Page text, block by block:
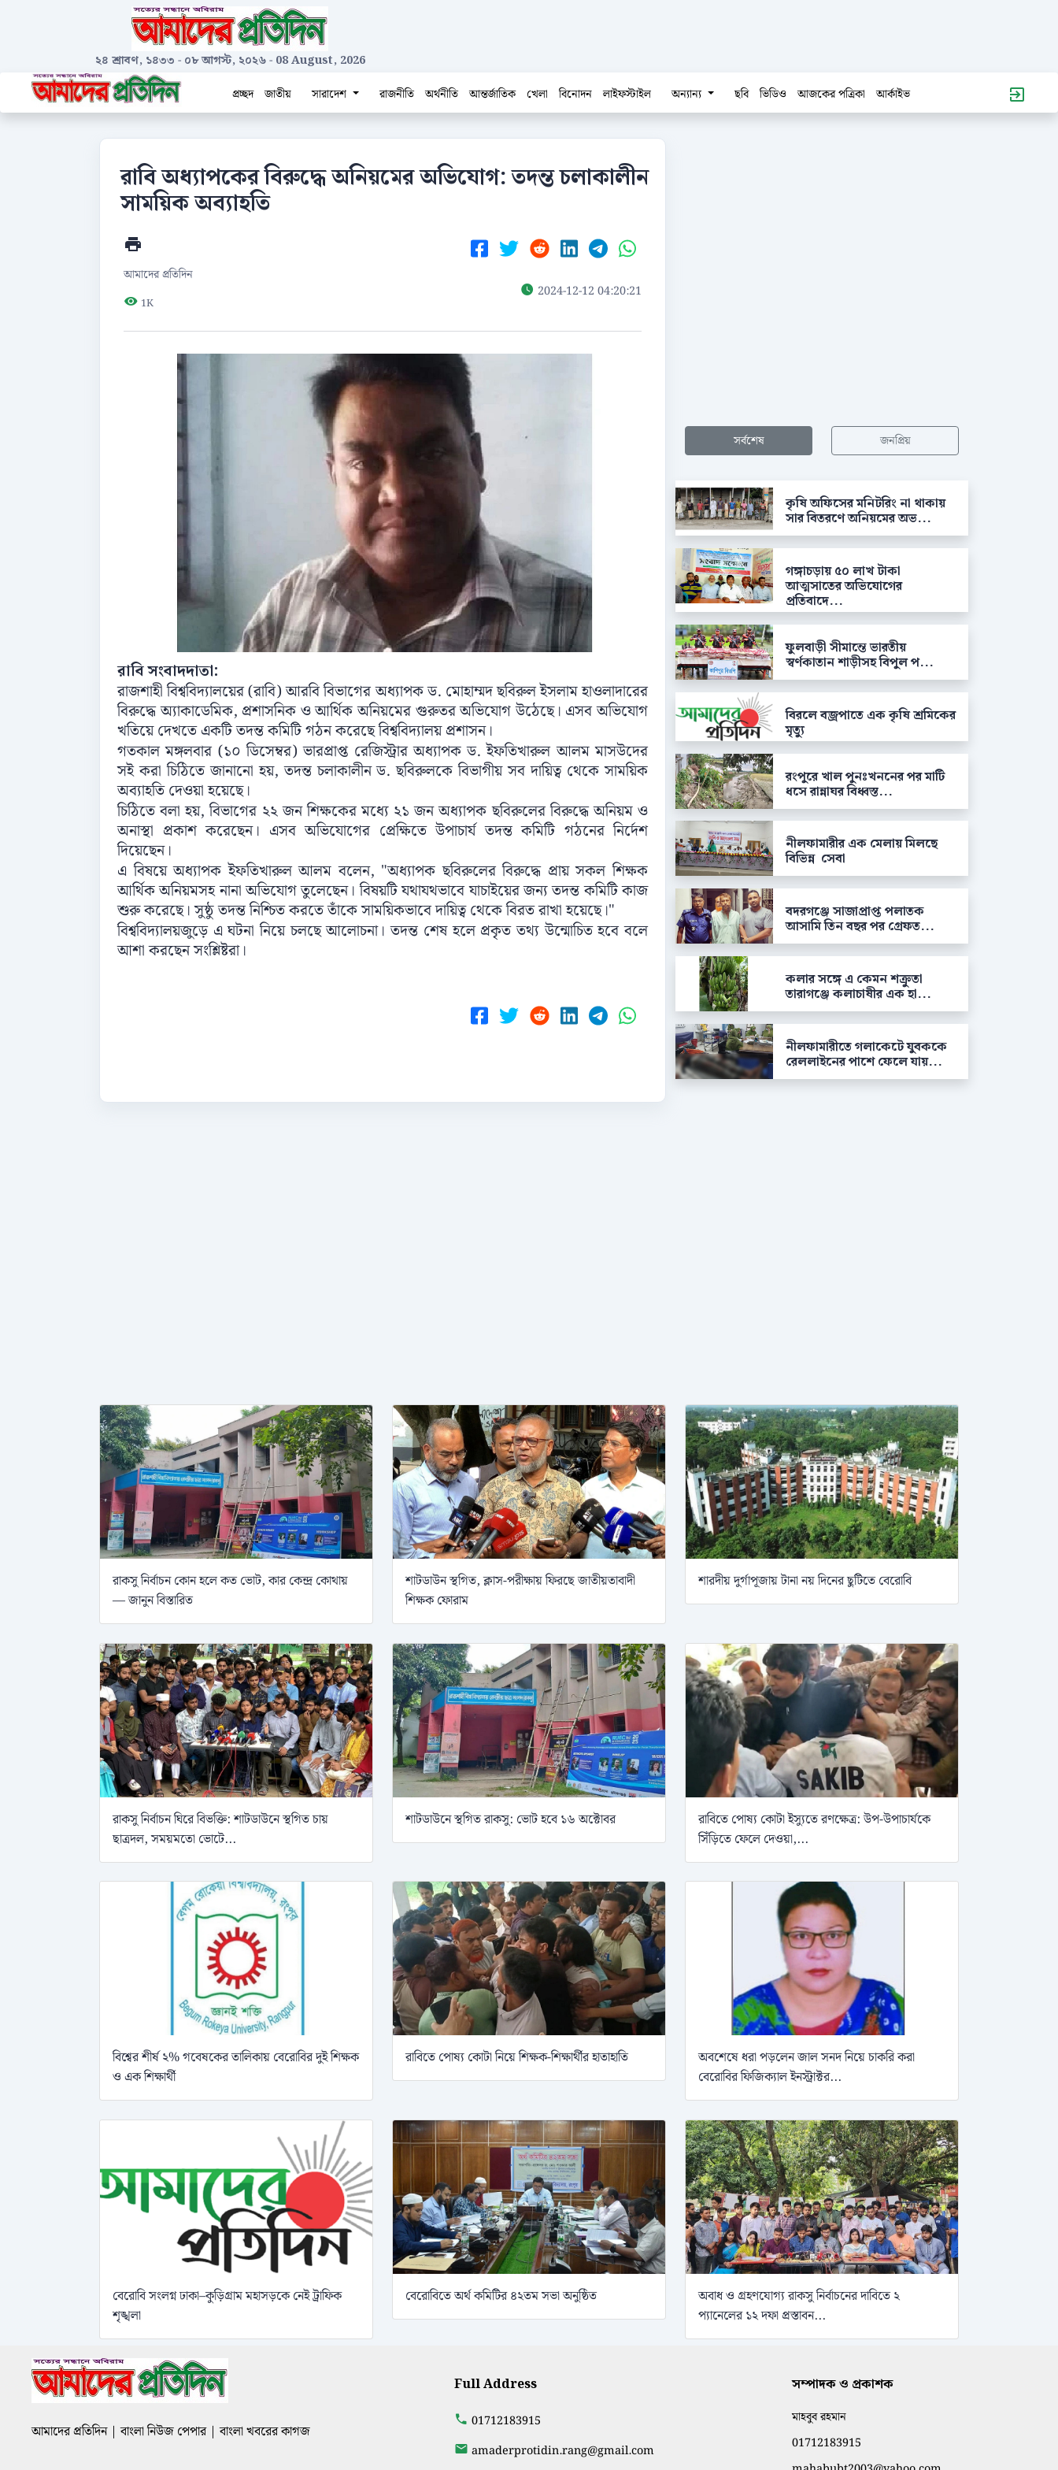
২৪ শ্রাবণ, ১৪৩৩ - ০৮ আগস্ট, ২০২৬- 08 August, 2026
প্রচ্ছদ
জাতীয় সারাদেশ রাজনীতি অর্থনীতি আন্তর্জাতিক খেলা বিনোদন লাইফস্টাইল অন্যান্য ছবি ভিডিও আজকের পত্রিকা আর্কাইভ
রাবি অধ্যাপকের বিরুদ্ধে অনিয়মের অভিযোগ: তদন্ত চলাকালীন
সাময়িক অব্যাহতি
আমাদের প্রতিদিন
1K
2024-12-12 04:20:21
রাবি সংবাদদাতা:
রাজশাহী বিশ্ববিদ্যালয়ের (রাবি) আরবি বিভাগের অধ্যাপক ড. মোহাম্মদ ছবিরুল ইসলাম হাওলাদারের
বিরুদ্ধে অ্যাকাডেমিক, প্রশাসনিক ও আর্থিক অনিয়মের গুরুতর অভিযোগ উঠেছে। এসব অভিযোগ
খতিয়ে দেখতে একটি তদন্ত কমিটি গঠন করেছে বিশ্ববিদ্যালয় প্রশাসন।
গতকাল মঙ্গলবার (১০ ডিসেম্বর) ভারপ্রাপ্ত রেজিস্ট্রার অধ্যাপক ড. ইফতিখারুল আলম মাসউদের
সই করা চিঠিতে জানানো হয়, তদন্ত চলাকালীন ড. ছবিরুলকে বিভাগীয় সব দায়িত্ব থেকে সাময়িক
অব্যাহতি দেওয়া হয়েছে।
চিঠিতে বলা হয়, বিভাগের ২২ জন শিক্ষকের মধ্যে ২১ জন অধ্যাপক ছবিরুলের বিরুদ্ধে অনিয়ম ও
অনাস্থা প্রকাশ করেছেন। এসব অভিযোগের প্রেক্ষিতে উপাচার্য তদন্ত কমিটি গঠনের নির্দেশ
দিয়েছেন।
এ বিষয়ে অধ্যাপক ইফতিখারুল আলম বলেন, "অধ্যাপক ছবিরুলের বিরুদ্ধে প্রায় সকল শিক্ষক
আর্থিক অনিয়মসহ নানা অভিযোগ তুলেছেন। বিষয়টি যথাযথভাবে যাচাইয়ের জন্য তদন্ত কমিটি কাজ
শুরু করেছে। সুষ্ঠু তদন্ত নিশ্চিত করতে তাঁকে সাময়িকভাবে দায়িত্ব থেকে বিরত রাখা হয়েছে।"
বিশ্ববিদ্যালয়জুড়ে এ ঘটনা নিয়ে চলছে আলোচনা। তদন্ত শেষ হলে প্রকৃত তথ্য উন্মোচিত হবে বলে
আশা করছেন সংশ্লিষ্টরা।
সর্বশেষ জনপ্রিয়
কৃষি অফিসের মনিটরিং না থাকায়
সার বিতরণে অনিয়মের অভ...
গঙ্গাচড়ায় ৫০ লাখ টাকা
আত্মসাতের অভিযোগের
প্রতিবাদে...
ফুলবাড়ী সীমান্তে ভারতীয়
স্বর্ণকাতান শাড়ীসহ বিপুল প...
বিরলে বজ্রপাতে এক কৃষি শ্রমিকের
মৃত্যু
রংপুরে খাল পুনঃখননের পর মাটি
ধসে রান্নাঘর বিধ্বস্ত...
নীলফামারীর এক মেলায় মিলছে
বিভিন্ন সেবা
বদরগঞ্জে সাজাপ্রাপ্ত পলাতক
আসামি তিন বছর পর গ্রেফত...
কলার সঙ্গে এ কেমন শক্রুতা
তারাগঞ্জে কলাচাষীর এক হা...
নীলফামারীতে গলাকেটে যুবককে
রেললাইনের পাশে ফেলে যায়...
রাকসু নির্বাচন কোন হলে কত ভোট, কার কেন্দ্র কোথায়
— জানুন বিস্তারিত
শাটডাউন স্থগিত, ক্লাস-পরীক্ষায় ফিরছে জাতীয়তাবাদী
শিক্ষক ফোরাম
শারদীয় দুর্গাপূজায় টানা নয় দিনের ছুটিতে বেরোবি
রাকসু নির্বাচন ঘিরে বিভক্তি: শাটডাউনে স্থগিত চায়
ছাত্রদল, সময়মতো ভোটে...
শাটডাউনে স্থগিত রাকসু: ভোট হবে ১৬ অক্টোবর
রাবিতে পোষ্য কোটা ইস্যুতে রণক্ষেত্র: উপ-উপাচার্যকে
সিঁড়িতে ফেলে দেওয়া,...
বিশ্বের শীর্ষ ২% গবেষকের তালিকায় বেরোবির দুই শিক্ষক
ও এক শিক্ষার্থী
রাবিতে পোষ্য কোটা নিয়ে শিক্ষক-শিক্ষার্থীর হাতাহাতি
অবশেষে ধরা পড়লেন জাল সনদ নিয়ে চাকরি করা
বেরোবির ফিজিক্যাল ইনস্ট্রাক্টর...
বেরোবি সংলগ্ন ঢাকা–কুড়িগ্রাম মহাসড়কে নেই ট্রাফিক
শৃঙ্খলা
বেরোবিতে অর্থ কমিটির ৪২তম সভা অনুষ্ঠিত
অবাধ ও গ্রহণযোগ্য রাকসু নির্বাচনের দাবিতে ২
প্যানেলের ১২ দফা প্রস্তাবন...
আমাদের প্রতিদিন | বাংলা নিউজ পেপার | বাংলা খবরের কাগজ
Full Address
01712183915
amaderprotidin.rang@gmail.com
সম্পাদক ও প্রকাশক
মাহবুব রহমান
01712183915